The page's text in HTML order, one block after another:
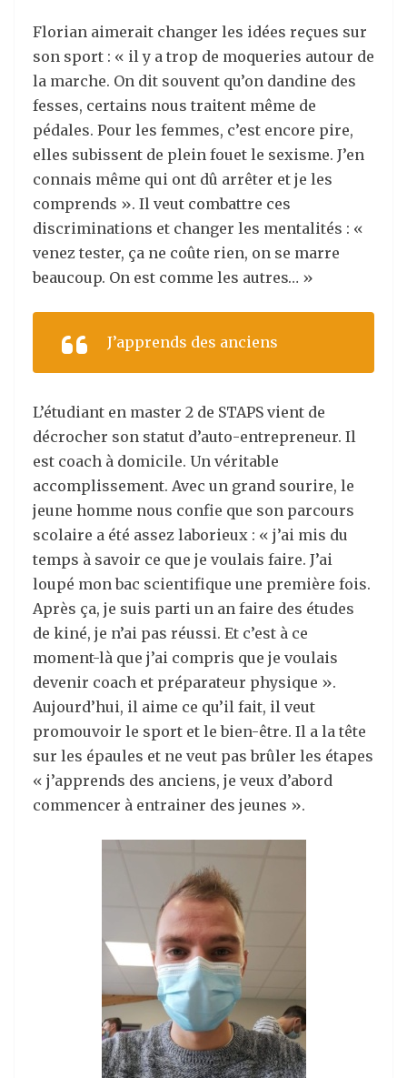
Florian aimerait changer les idées reçues sur
son sport : « il y a trop de moqueries autour de
la marche. On dit souvent qu’on dandine des
fesses, certains nous traitent même de
pédales. Pour les femmes, c’est encore pire,
elles subissent de plein fouet le sexisme. J’en
connais même qui ont dû arrêter et je les
comprends ». Il veut combattre ces
discriminations et changer les mentalités : «
venez tester, ça ne coûte rien, on se marre
beaucoup. On est comme les autres… »
J’apprends des anciens
L’étudiant en master 2 de STAPS vient de
décrocher son statut d’auto-entrepreneur. Il
est coach à domicile. Un véritable
accomplissement. Avec un grand sourire, le
jeune homme nous confie que son parcours
scolaire a été assez laborieux : « j’ai mis du
temps à savoir ce que je voulais faire. J’ai
loupé mon bac scientifique une première fois.
Après ça, je suis parti un an faire des études
de kiné, je n’ai pas réussi. Et c’est à ce
moment-là que j’ai compris que je voulais
devenir coach et préparateur physique ».
Aujourd’hui, il aime ce qu’il fait, il veut
promouvoir le sport et le bien-être. Il a la tête
sur les épaules et ne veut pas brûler les étapes
« j’apprends des anciens, je veux d’abord
commencer à entrainer des jeunes ».